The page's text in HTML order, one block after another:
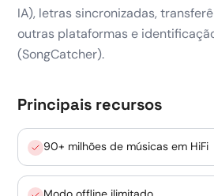
IA), letras sincronizadas,
outras plataformas e
(SongCatcher).
Principais recursos
90+ milhões de músicas em HiFi